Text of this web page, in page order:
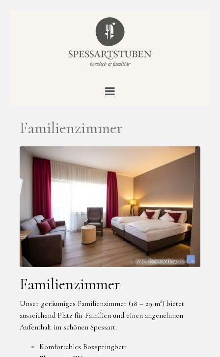
Familienzimmer
Familienzimmer
Unser geräumiges Familienzimmer (18 – 29 m²) bietet
ausreichend Platz für Familien und einen angenehmen
Aufenthalt im schönen Spessart.
Komfortables Boxspringbett